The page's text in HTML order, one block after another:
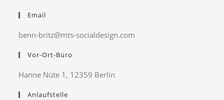
Email
benn-britz@mts-socialdesign.com
Vor-Ort-Büro
Hanne Nüte 1, 12359 Berlin
Anlaufstelle